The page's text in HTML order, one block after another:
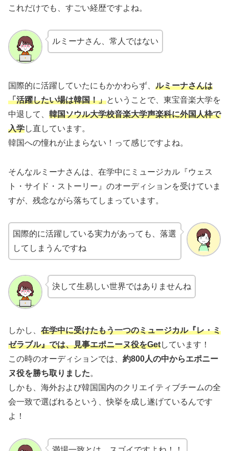
これだけでも、すごい経歴ですよね。
ルミーナさん、常人ではない
国際的に活躍していたにもかかわらず、 ルミーナさんは
「活躍したい場は韓国！」ということで、東宝音楽大学を
中退して、 韓国ソウル大学校音楽大学声楽科に外国人枠で
入学し直しています。
韓国への憧れが止まらない！って感じですよね。
そんなルミーナさんは、在学中にミュージカル『ウェス
ト・サイド・ストーリー』のオーディションを受けていま
すが、残念ながら落ちてしまっています。
国際的に活躍している実力があっても、落選
してしまうんですね
決して生易しい世界ではありませんね
しかし、 在学中に受けたもう一つのミュージカル『レ・ミ
ゼラブル』では、見事エポニーヌ役をGetしています！
この時のオーディションでは、 約800人の中からエポニー
ヌ役を勝ち取りました。
しかも、海外および韓国国内のクリエイティブチームの全
会一致で選ばれるという、快挙を成し遂げているんです
よ！